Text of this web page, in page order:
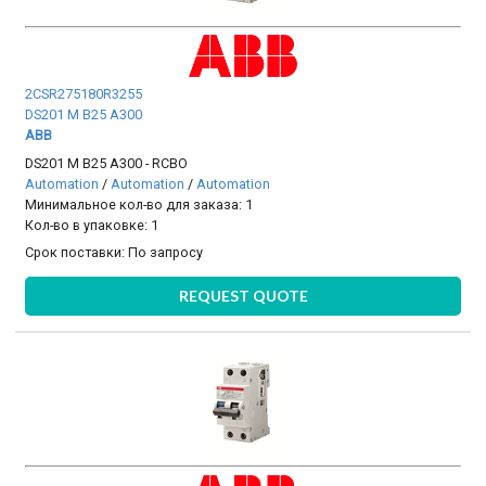
2CSR275180R3255
DS201 M B25 A300
ABB
DS201 M B25 A300 - RCBO
Automation / Automation / Automation
Минимальное кол-во для заказа: 1
Кол-во в упаковке: 1
Срок поставки:По запросу
REQUEST QUOTE